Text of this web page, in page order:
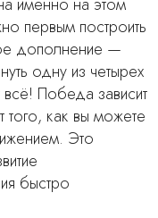
первым построить
дополнение —
одну из четырех
всё! Победа зависит
как вы можете
Это
быстро